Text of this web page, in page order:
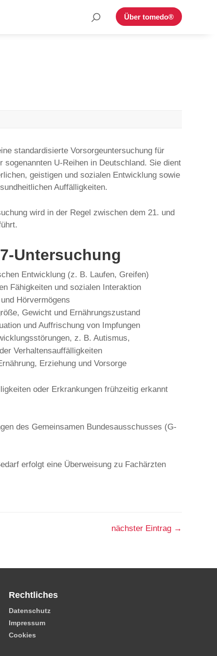
Suche
nach:
Über tomedo®
standardisierte Vorsorgeuntersuchung für
sogenannten U-Reihen in Deutschland. Sie dient
geistigen und sozialen Entwicklung sowie
Auffälligkeiten.
wird in der Regel zwischen dem 21. und
Untersuchung
Entwicklung (z. B. Laufen, Greifen)
Fähigkeiten und sozialen Interaktion
Hörvermögens
Gewicht und Ernährungszustand
und Auffrischung von Impfungen
z. B. Autismus,
Verhaltensauffälligkeiten
Erziehung und Vorsorge
oder Erkrankungen frühzeitig erkannt
des Gemeinsamen Bundesausschusses (G-
erfolgt eine Überweisung zu Fachärzten
nächster Eintrag →
Rechtliches
Datenschutz
Impressum
Cookies